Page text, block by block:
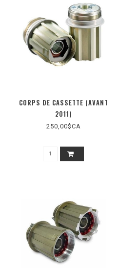
CORPS DE CASSETTE (AVANT
2011)
250,00$CA